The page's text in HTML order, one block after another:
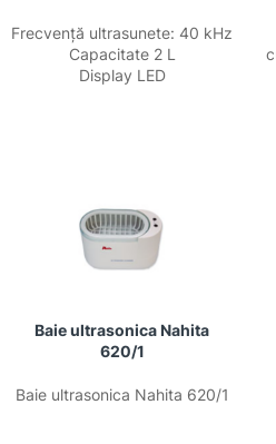
Frecvență ultrasunete: 40 kHz
Capacitate 2 L
Display LED
Baie ultrasonica Nahita
620/1
Baie ultrasonica Nahita 620/1